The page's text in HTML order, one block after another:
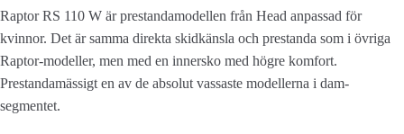
Raptor RS 110 W är prestandamodellen från Head anpassad för
kvinnor. Det är samma direkta skidkänsla och prestanda som i övriga
Raptor-modeller, men med en innersko med högre komfort.
Prestandamässigt en av de absolut vassaste modellerna i dam-
segmentet.